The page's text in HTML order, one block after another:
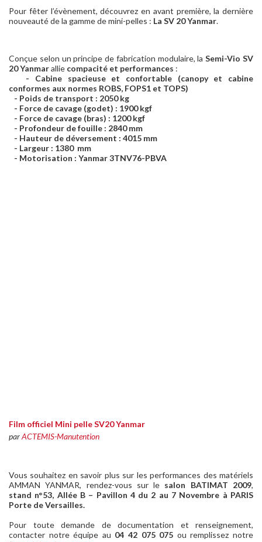
Pour fêter l’évènement, découvrez en avant première, la dernière
nouveauté de la gamme de mini-pelles : La SV 20 Yanmar.
Conçue selon un principe de fabrication modulaire, la Semi-Vio SV
20 Yanmarallie compacité et performances :
- Cabine spacieuse et confortable (canopy et cabine
conformes aux normes ROBS, FOPS1 et TOPS)
- Poids de transport : 2050 kg
- Force de cavage (godet) : 1900 kgf
- Force de cavage (bras) : 1200 kgf
- Profondeur de fouille : 2840 mm
- Hauteur de déversement : 4015 mm
- Largeur : 1380 mm
- Motorisation : Yanmar 3TNV76-PBVA
Film officiel Mini pelle SV20 Yanmar
parACTEMIS-Manutention
Vous souhaitez en savoir plus sur les performances des matériels
AMMAN YANMAR, rendez-vous sur le salon BATIMAT 2009,
stand n°53, Allée B – Pavillon 4 du 2 au 7 Novembre à PARIS
Porte de Versailles.
Pour toute demande de documentation et renseignement,
contacter notre équipe au 04 42 075 075 ou remplissez notre